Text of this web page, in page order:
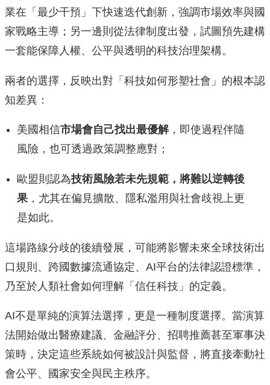
業在「最少干預」下快速迭代創新，強調市場效率與國
家戰略主導；另一邊則從法律制度出發，試圖預先建構
一套能保障人權、公平與透明的科技治理架構。
兩者的選擇，反映出對「科技如何形塑社會」的根本認
知差異：
美國相信市場會自己找出最優解，即使過程伴隨
風險，也可透過政策調整應對；
歐盟則認為技術風險若未先規範，將難以逆轉後
果 ，尤其在偏見擴散、隱私濫用與社會歧視上更
是如此。
這場路線分歧的後續發展，可能將影響未來全球技術出
口規則、跨國數據流通協定、AI平台的法律認證標準，
乃至於人類社會如何理解「信任科技」的定義。
AI不是單純的演算法選擇，更是一種制度選擇。當演算
法開始做出醫療建議、金融評分、招聘推薦甚至軍事決
策時，決定這些系統如何被設計與監督，將直接牽動社
會公平、國家安全與民主秩序。